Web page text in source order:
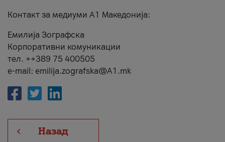
Контакт за медиуми А1 Македонија:
Емилија Зографска
Корпоративни комуникации
тел. ++389 75 400505
e-mail: emilija.zografska@A1.mk
Назад